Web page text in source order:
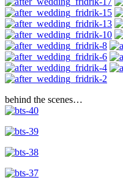
behind the scenes…